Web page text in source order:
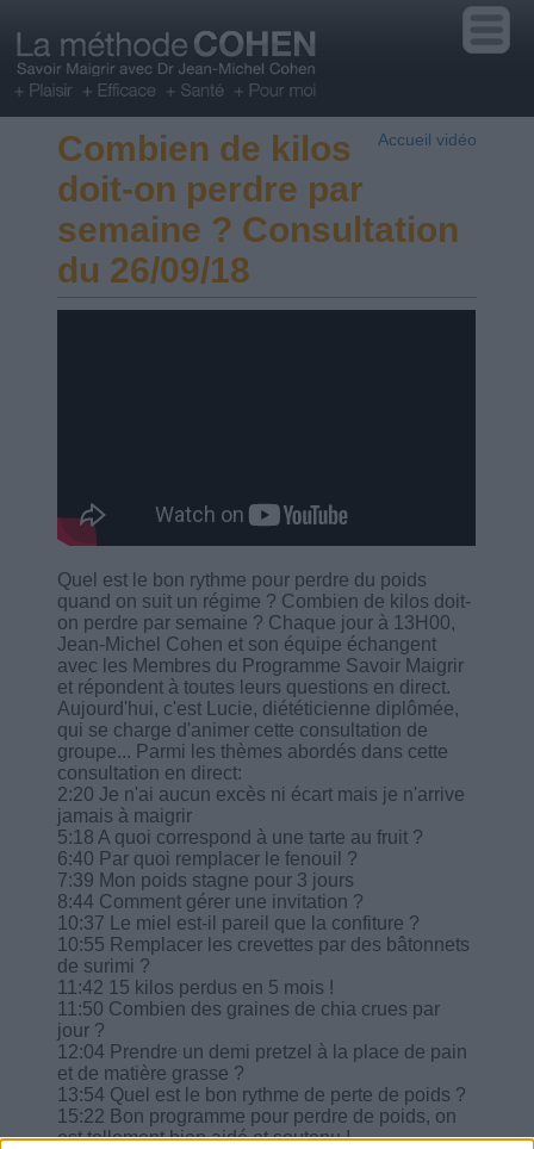
Accueil vidéo
Combien de kilos
doit-on perdre par
semaine ? Consultation
du 26/09/18
Quel est le bon rythme pour perdre du poids
quand on suit un régime ? Combien de kilos doit-
on perdre par semaine ? Chaque jour à 13H00,
Jean-Michel Cohen et son équipe échangent
avec les Membres du Programme Savoir Maigrir
et répondent à toutes leurs questions en direct.
Aujourd'hui, c'est Lucie, diététicienne diplômée,
qui se charge d'animer cette consultation de
groupe... Parmi les thèmes abordés dans cette
consultation en direct:
2:20 Je n'ai aucun excès ni écart mais je n'arrive
jamais à maigrir
5:18 A quoi correspond à une tarte au fruit ?
6:40 Par quoi remplacer le fenouil ?
7:39 Mon poids stagne pour 3 jours
8:44 Comment gérer une invitation ?
10:37 Le miel est-il pareil que la confiture ?
10:55 Remplacer les crevettes par des bâtonnets
de surimi ?
11:42 15 kilos perdus en 5 mois !
11:50 Combien des graines de chia crues par
jour ?
12:04 Prendre un demi pretzel à la place de pain
et de matière grasse ?
13:54 Quel est le bon rythme de perte de poids ?
15:22 Bon programme pour perdre de poids, on
est tellement bien aidé et soutenu !